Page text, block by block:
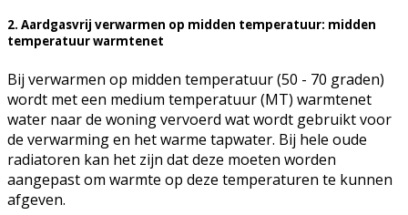
2. Aardgasvrij verwarmen op midden temperatuur: midden
temperatuur warmtenet
Bij verwarmen op midden temperatuur (50 - 70 graden)
wordt met een medium temperatuur (MT) warmtenet
water naar de woning vervoerd wat wordt gebruikt voor
de verwarming en het warme tapwater. Bij hele oude
radiatoren kan het zijn dat deze moeten worden
aangepast om warmte op deze temperaturen te kunnen
afgeven.